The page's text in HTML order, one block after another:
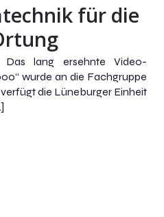
für die
lang ersehnte Video-
wurde an die Fachgruppe
die Lüneburger Einheit